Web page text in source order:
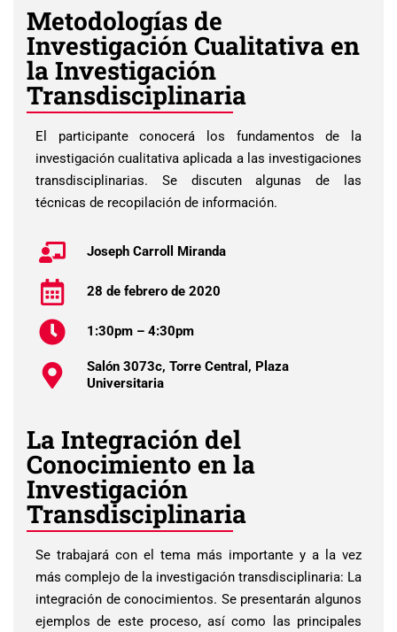
Metodologías de
Investigación Cualitativa en
la Investigación
Transdisciplinaria
El participante conocerá los fundamentos de la
investigación cualitativa aplicada a las investigaciones
transdisciplinarias. Se discuten algunas de las
técnicas de recopilación de información.
Joseph Carroll Miranda
28 de febrero de 2020
1:30pm – 4:30pm
Salón 3073c, Torre Central, Plaza
Universitaria
La Integración del
Conocimiento en la
Investigación
Transdisciplinaria
Se trabajará con el tema más importante y a la vez
más complejo de la investigación transdisciplinaria: La
integración de conocimientos. Se presentarán algunos
ejemplos de este proceso, así como las principales